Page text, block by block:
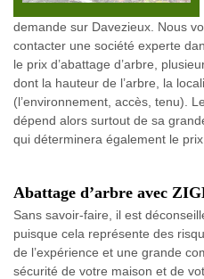
demande sur Davezieux. Nous
contacter une société experte
le prix d’abattage d’arbre,
dont la hauteur de l’arbre, la
(l’environnement, accès, tenu).
dépend alors surtout de sa
qui déterminera également le
Abattage d’arbre avec
Sans savoir-faire, il est
puisque cela représente des
de l’expérience et une grande
sécurité de votre maison et de